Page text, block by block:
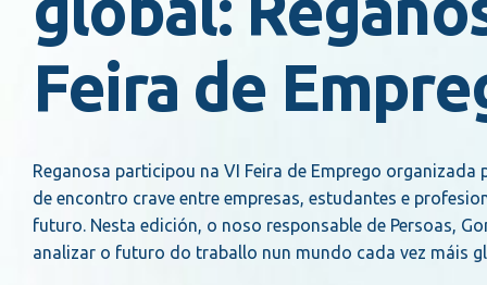
Feira de
Reganosa participou na VI Feira de Emprego organizada
de encontro crave entre empresas, estudantes e
futuro. Nesta edición, o noso responsable de Persoas,
analizar o futuro do traballo nun mundo cada vez máis